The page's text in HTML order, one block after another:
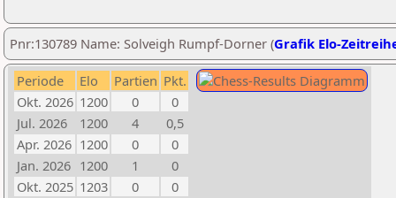
Pnr:130789 Name: Solveigh Rumpf-Dorner (Grafik Elo-
Periode Elo Partien Pkt.
Okt. 2026 1200 0
0
Jul. 2026
1200 4
0,5
Apr. 2026 1200 0
0
Jan. 2026 1200 1
0
Okt. 2025 1203 0
0